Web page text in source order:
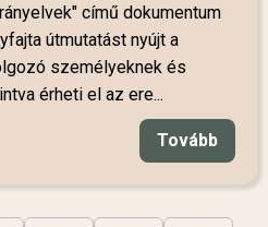
című dokumentum
útmutatást nyújt a
személyeknek és
érheti el az ere...
Tovább